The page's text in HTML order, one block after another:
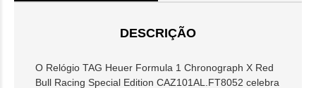
DESCRIÇÃO
O Relógio TAG Heuer Formula 1 Chronograph X Red
Bull Racing Special Edition CAZ101AL.FT8052 celebra